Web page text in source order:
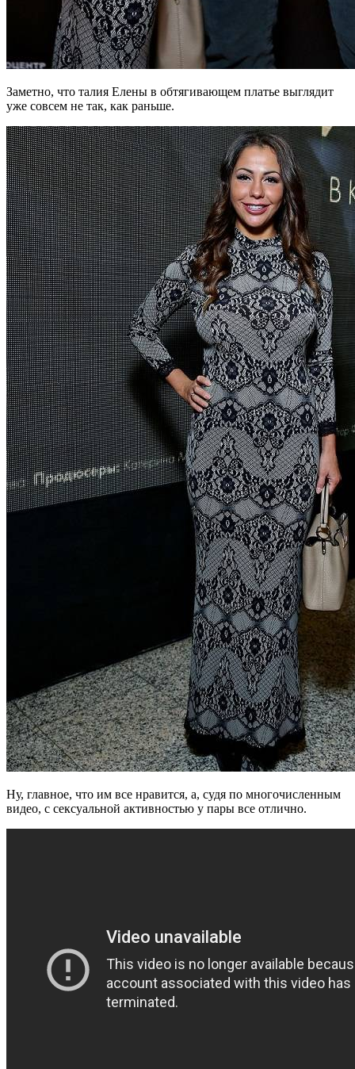
Заметно, что талия Елены в обтягивающем платье выглядит
уже совсем не так, как раньше.
Ну, главное, что им все нравится, а, судя по многочисленным
видео, с сексуальной активностью у пары все отлично.